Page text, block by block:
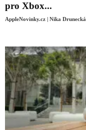
pro Xbox...
AppleNovinky.cz | Nika Drunecká